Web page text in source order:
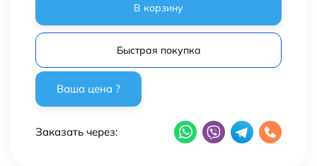
В корзину
Быстрая покупка
Заказать через: